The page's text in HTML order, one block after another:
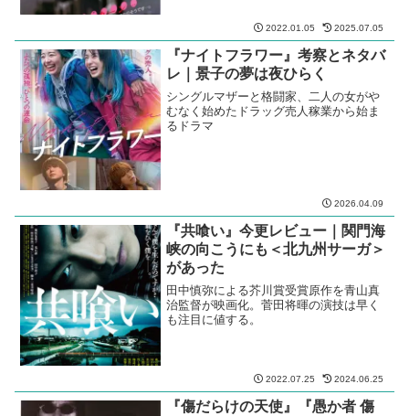
2022.01.05 2025.07.05
『ナイトフラワー』考察とネタバ
レ｜景子の夢は夜ひらく
シングルマザーと格闘家、二人の女がや
むなく始めたドラッグ売人稼業から始ま
るドラマ
2026.04.09
『共喰い』今更レビュー｜関門海
峡の向こうにも＜北九州サーガ＞
があった
田中慎弥による芥川賞受賞原作を青山真
治監督が映画化。菅田将暉の演技は早く
も注目に値する。
2022.07.25 2024.06.25
『傷だらけの天使』『愚か者 傷